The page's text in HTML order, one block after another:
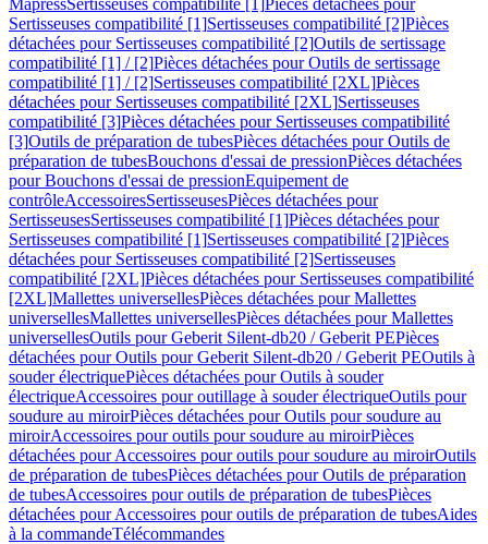
MapressSertisseuses compatibilité [1]Pièces détachées pour
Sertisseuses compatibilité [1]Sertisseuses compatibilité [2]Pièces
détachées pour Sertisseuses compatibilité [2]Outils de sertissage
compatibilité [1] / [2]Pièces détachées pour Outils de sertissage
compatibilité [1] / [2]Sertisseuses compatibilité [2XL]Pièces
détachées pour Sertisseuses compatibilité [2XL]Sertisseuses
compatibilité [3]Pièces détachées pour Sertisseuses compatibilité
[3]Outils de préparation de tubesPièces détachées pour Outils de
préparation de tubesBouchons d'essai de pressionPièces détachées
pour Bouchons d'essai de pressionEquipement de
contrôleAccessoiresSertisseusesPièces détachées pour
SertisseusesSertisseuses compatibilité [1]Pièces détachées pour
Sertisseuses compatibilité [1]Sertisseuses compatibilité [2]Pièces
détachées pour Sertisseuses compatibilité [2]Sertisseuses
compatibilité [2XL]Pièces détachées pour Sertisseuses compatibilité
[2XL]Mallettes universellesPièces détachées pour Mallettes
universellesMallettes universellesPièces détachées pour Mallettes
universellesOutils pour Geberit Silent-db20 / Geberit PEPièces
détachées pour Outils pour Geberit Silent-db20 / Geberit PEOutils à
souder électriquePièces détachées pour Outils à souder
électriqueAccessoires pour outillage à souder électriqueOutils pour
soudure au miroirPièces détachées pour Outils pour soudure au
miroirAccessoires pour outils pour soudure au miroirPièces
détachées pour Accessoires pour outils pour soudure au miroirOutils
de préparation de tubesPièces détachées pour Outils de préparation
de tubesAccessoires pour outils de préparation de tubesPièces
détachées pour Accessoires pour outils de préparation de tubesAides
à la commandeTélécommandes